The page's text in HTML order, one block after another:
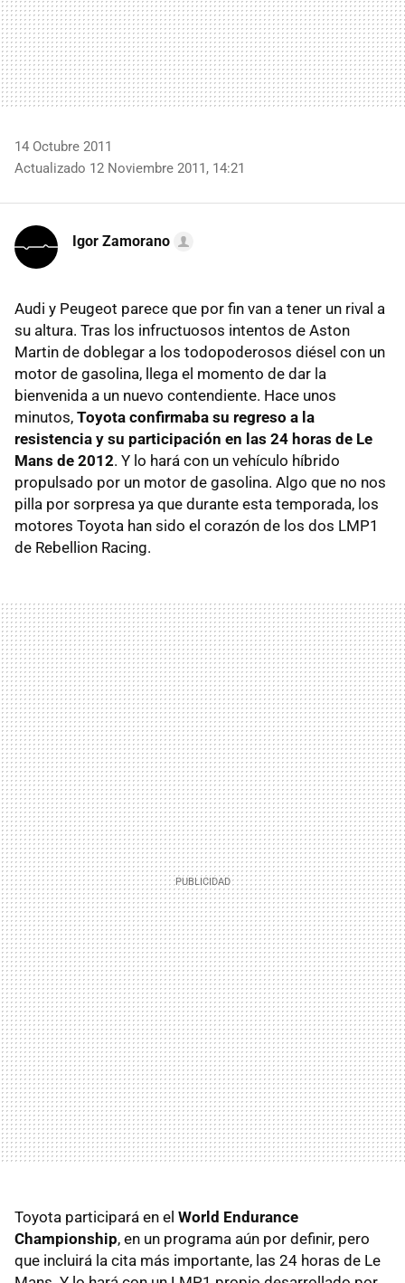
14 Octubre 2011
Actualizado 12 Noviembre 2011, 14:21
Igor Zamorano
Audi y Peugeot parece que por fin van a tener un rival a
su altura. Tras los infructuosos intentos de Aston
Martin de doblegar a los todopoderosos diésel con un
motor de gasolina, llega el momento de dar la
bienvenida a un nuevo contendiente. Hace unos
minutos, Toyota confirmaba su regreso a la
resistencia y su participación en las 24 horas de Le
Mans de 2012. Y lo hará con un vehículo híbrido
propulsado por un motor de gasolina. Algo que no nos
pilla por sorpresa ya que durante esta temporada, los
motores Toyota han sido el corazón de los dos LMP1
de Rebellion Racing.
Toyota participará en el World Endurance
Championship, en un programa aún por definir, pero
que incluirá la cita más importante, las 24 horas de Le